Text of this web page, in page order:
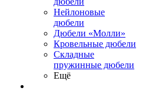
Нейлоновые
дюбели
Дюбели «Молли»
Кровельные дюбели
Складные
пружинные дюбели
Ещё